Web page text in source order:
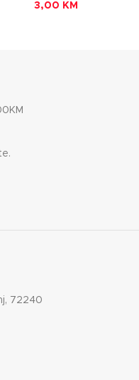
3,00 KM
72240